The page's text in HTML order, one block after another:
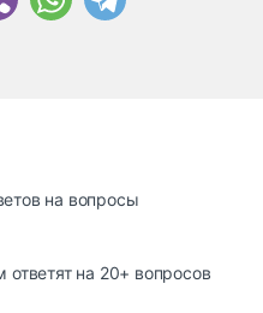
на вопросы
ответят на 20+ вопросов